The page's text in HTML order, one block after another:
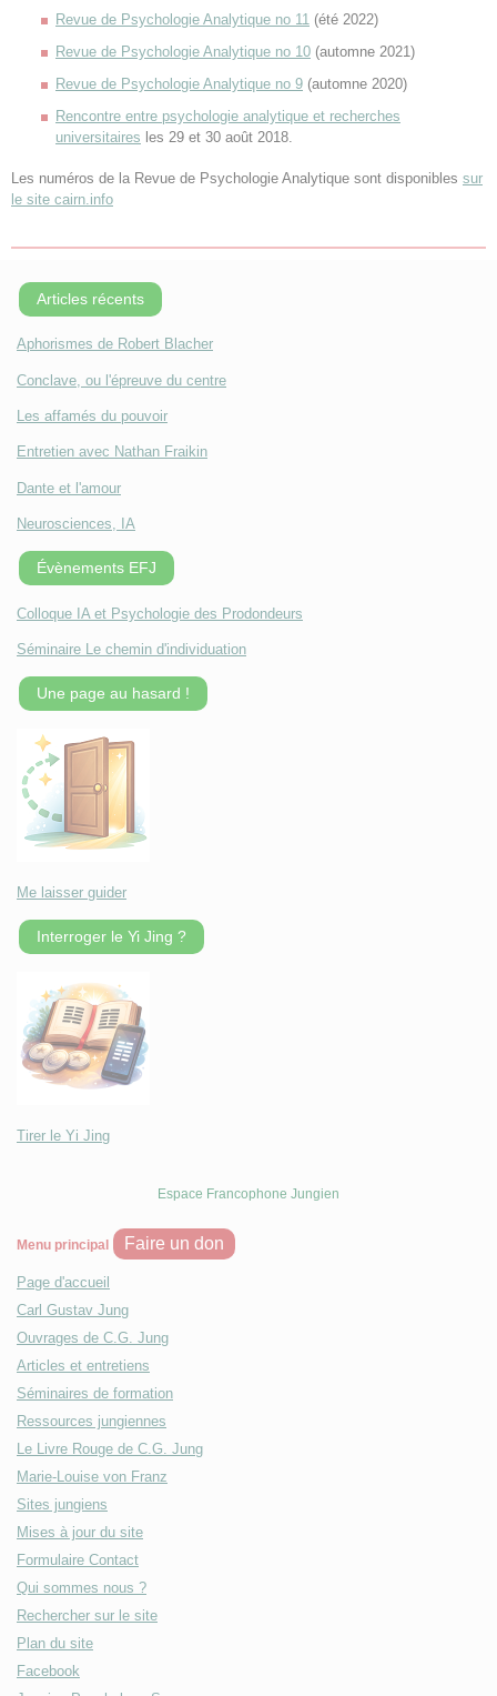
Revue de Psychologie Analytique no 11 (été 2022)
Revue de Psychologie Analytique no 10 (automne 2021)
Revue de Psychologie Analytique no 9 (automne 2020)
Rencontre entre psychologie analytique et recherches
universitaires les 29 et 30 août 2018.
Les numéros de la Revue de Psychologie Analytique sont disponibles sur
le site cairn.info
Articles récents
Aphorismes de Robert Blacher
Conclave, ou l'épreuve du centre
Les affamés du pouvoir
Entretien avec Nathan Fraikin
Dante et l'amour
Neurosciences, IA
Évènements EFJ
Colloque IA et Psychologie des Prodondeurs
Séminaire Le chemin d'individuation
Une page au hasard !
Me laisser guider
Interroger le Yi Jing ?
Tirer le Yi Jing
Espace Francophone Jungien
Menu principal Faire un don
Page d'accueil
Carl Gustav Jung
Ouvrages de C.G. Jung
Articles et entretiens
Séminaires de formation
Ressources jungiennes
Le Livre Rouge de C.G. Jung
Marie-Louise von Franz
Sites jungiens
Mises à jour du site
Formulaire Contact
Qui sommes nous ?
Rechercher sur le site
Plan du site
Facebook